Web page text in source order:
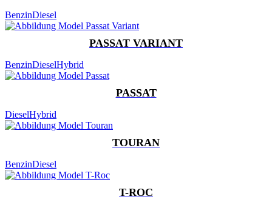
BenzinDiesel
PASSAT VARIANT
BenzinDieselHybrid
PASSAT
DieselHybrid
TOURAN
BenzinDiesel
T-ROC